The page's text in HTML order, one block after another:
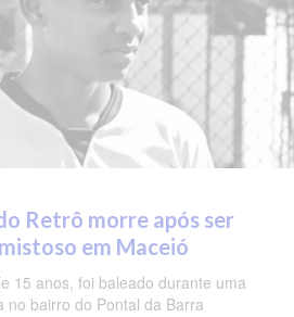
Retrô morre após ser
em Maceió
15 anos, foi baleado durante uma
no bairro do Pontal da Barra